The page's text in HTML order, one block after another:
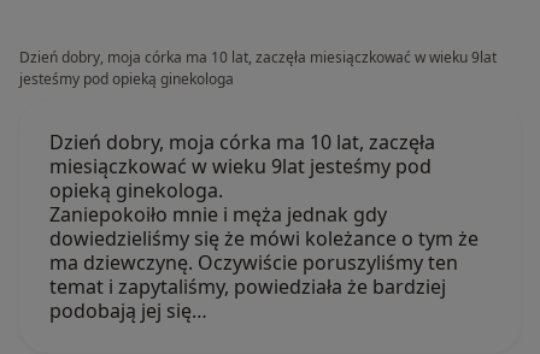
Dzień dobry, moja córka ma 10 lat, zaczęła miesiączkować w wieku 9lat
jesteśmy pod opieką ginekologa
Dzień dobry, moja córka ma 10 lat, zaczęła
miesiączkować w wieku 9lat jesteśmy pod
opieką ginekologa.
Zaniepokoiło mnie i męża jednak gdy
dowiedzieliśmy się że mówi koleżance o tym że
ma dziewczynę. Oczywiście poruszyliśmy ten
temat i zapytaliśmy, powiedziała że bardziej
podobają jej się…